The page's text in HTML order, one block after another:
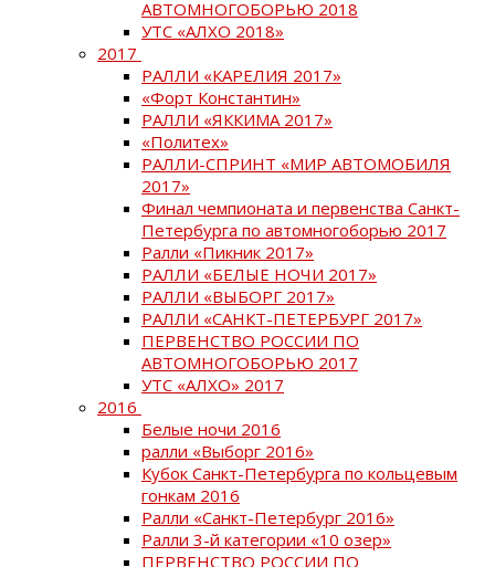
АВТОМНОГОБОРЬЮ 2018
УТС «АЛХО 2018»
2017
РАЛЛИ «КАРЕЛИЯ 2017»
«Форт Константин»
РАЛЛИ «ЯККИМА 2017»
«Политех»
РАЛЛИ-СПРИНТ «МИР АВТОМОБИЛЯ
2017»
Финал чемпионата и первенства Санкт-
Петербурга по автомногоборью 2017
Ралли «Пикник 2017»
РАЛЛИ «БЕЛЫЕ НОЧИ 2017»
РАЛЛИ «ВЫБОРГ 2017»
РАЛЛИ «САНКТ-ПЕТЕРБУРГ 2017»
ПЕРВЕНСТВО РОССИИ ПО
АВТОМНОГОБОРЬЮ 2017
УТС «АЛХО» 2017
2016
Белые ночи 2016
ралли «Выборг 2016»
Кубок Санкт-Петербурга по кольцевым
гонкам 2016
Ралли «Санкт-Петербург 2016»
Ралли 3-й категории «10 озер»
ПЕРВЕНСТВО РОССИИ ПО